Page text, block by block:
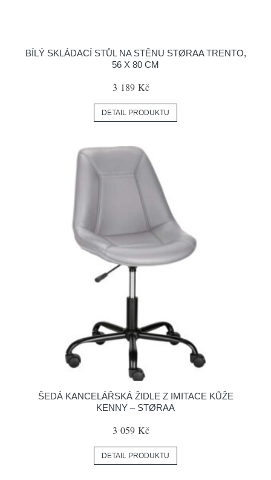
BÍLÝ SKLÁDACÍ STŮL NA STĚNU STØRAA TRENTO,
56 X 80 CM
3 189 Kč
DETAIL PRODUKTU
ŠEDÁ KANCELÁŘSKÁ ŽIDLE Z IMITACE KŮŽE
KENNY – STØRAA
3 059 Kč
DETAIL PRODUKTU